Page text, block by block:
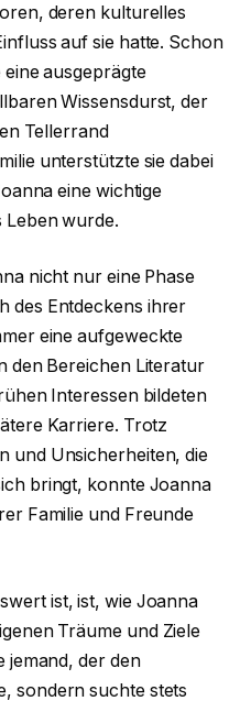
deren kulturelles
auf sie hatte. Schon
ausgeprägte
Wissensdurst, der
Tellerrand
unterstützte sie dabei
eine wichtige
wurde.
nicht nur eine Phase
des Entdeckens ihrer
eine aufgeweckte
den Bereichen Literatur
Interessen bildeten
Karriere. Trotz
und Unsicherheiten, die
bringt, konnte Joanna
Familie und Freunde
ist, ist, wie Joanna
Träume und Ziele
jemand, der den
sondern suchte stets